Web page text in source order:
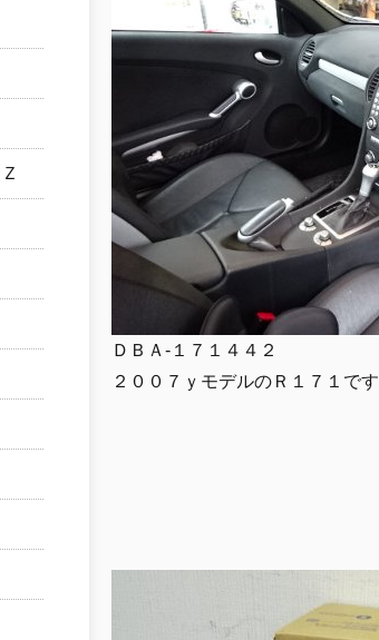
ＤＢＡ-１７１４４２
２００７ｙモデルのＲ１７１です